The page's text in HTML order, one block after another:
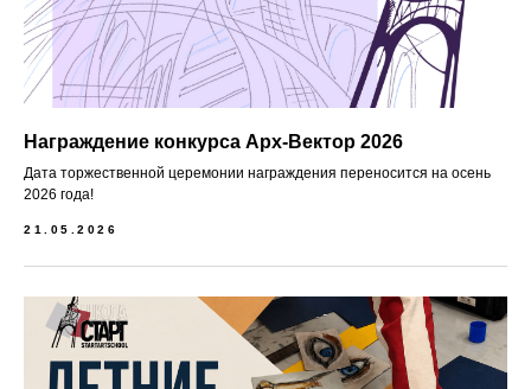
Награждение конкурса Арх-Вектор 2026
Дата торжественной церемонии награждения переносится на осень
2026 года!
21.05.2026